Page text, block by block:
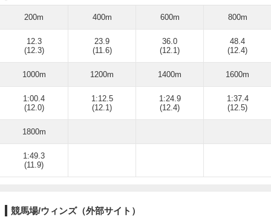
200m 400m 600m 800m
12.3
(12.3)
23.9
(11.6)
36.0
(12.1)
48.4
(12.4)
1000m 1200m 1400m 1600m
1:00.4
(12.0)
1:12.5
(12.1)
1:24.9
(12.4)
1:37.4
(12.5)
1800m
1:49.3
(11.9)
競馬場/ウィンズ（外部サイト）